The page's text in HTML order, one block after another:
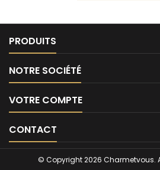
PRODUITS
NOTRE SOCIÉTÉ
VOTRE COMPTE
CONTACT
© Copyright 2026 Charmetvous.